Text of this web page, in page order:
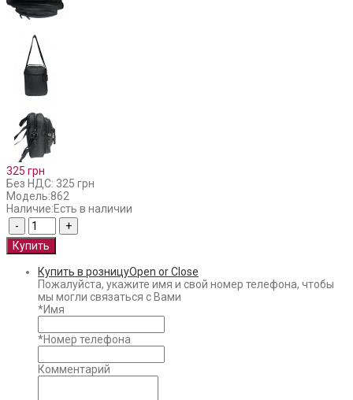
325 грн
Без НДС: 325 грн
Модель:862
Наличие:Есть в наличии
Купить в розницуOpen or Close
Пожалуйста, укажите имя и свой номер телефона, чтобы
мы могли связаться с Вами
*Имя
*Номер телефона
Комментарий